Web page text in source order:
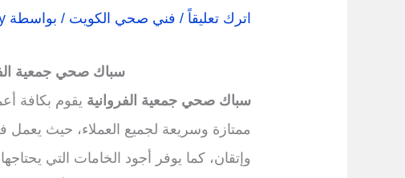
اترك تعليقاً / فني صحي الكويت / بواسطة
سباك صحي جمعية
سباك صحي جمعية الفروانية يقوم بكافة
ممتازة وسريعة لجميع العملاء، حيث
وإتقان، كما يوفر أجود الخامات التي